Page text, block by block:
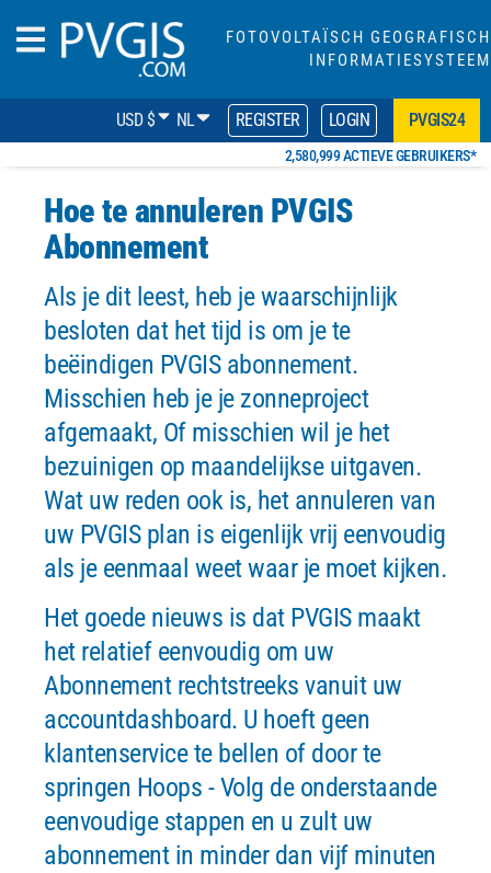
FOTOVOLTAÏSCH GEOGRAFISCH
INFORMATIESYSTEEM
USD $ NL REGISTER LOGIN PVGIS24
2,580,999 ACTIEVE GEBRUIKERS*
Hoe te annuleren PVGIS
Abonnement
Als je dit leest, heb je waarschijnlijk
besloten dat het tijd is om je te
beëindigen PVGIS abonnement.
Misschien heb je je zonneproject
afgemaakt, Of misschien wil je het
bezuinigen op maandelijkse uitgaven.
Wat uw reden ook is, het annuleren van
uw PVGIS plan is eigenlijk vrij eenvoudig
als je eenmaal weet waar je moet kijken.
Het goede nieuws is dat PVGISmaakt
het relatief eenvoudig om uw
Abonnement rechtstreeks vanuit uw
accountdashboard. U hoeft geen
klantenservice te bellen of door te
springen Hoops - Volg de onderstaande
eenvoudige stappen en u zult uw
abonnement in minder dan vijf minuten